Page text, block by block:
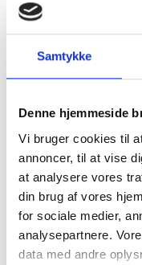
Samtykke
Denne hjemmeside
Vi bruger cookies til
annoncer, til at vise
at analysere vores
din brug af vores
for sociale medier,
analysepartnere.
data med andre